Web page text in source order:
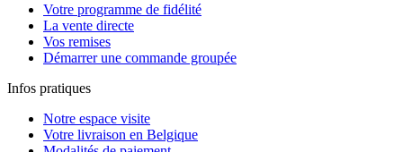
Votre programme de fidélité
La vente directe
Vos remises
Démarrer une commande groupée
Infos pratiques
Notre espace visite
Votre livraison en Belgique